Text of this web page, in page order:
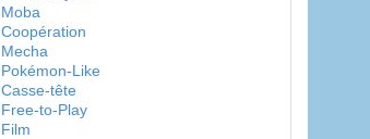
Moba
Coopération
Mecha
Pokémon-Like
Casse-tête
Free-to-Play
Film